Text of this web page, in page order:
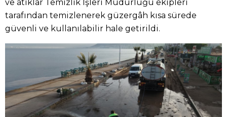
ve atıklar Temizlik İşleri Müdürlüğü ekipleri
tarafından temizlenerek güzergâh kısa sürede
güvenli ve kullanılabilir hale getirildi.